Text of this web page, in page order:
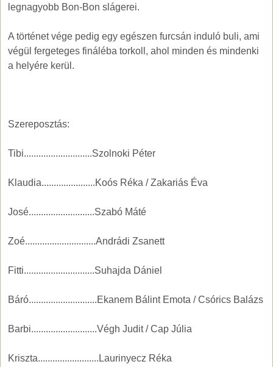
legnagyobb Bon-Bon slágerei.
A történet vége pedig egy egészen furcsán induló buli, ami
végül fergeteges fináléba torkoll, ahol minden és mindenki
a helyére kerül.
Szereposztás:
Tibi............................Szolnoki Péter
Klaudia......................Koós Réka / Zakariás Éva
José...........................Szabó Máté
Zoé.............................Andrádi Zsanett
Fitti.............................Suhajda Dániel
Báró............................Ekanem Bálint Emota / Csórics Balázs
Barbi...........................Végh Judit / Cap Júlia
Kriszta.........................Laurinyecz Réka